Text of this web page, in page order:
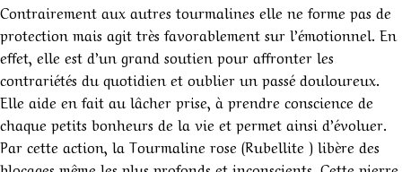
Contrairement aux autres tourmalines elle ne forme pas de
protection mais agit très favorablement sur l’émotionnel. En
effet, elle est d’un grand soutien pour affronter les
contrariétés du quotidien et oublier un passé douloureux.
Elle aide en fait au lâcher prise, à prendre conscience de
chaque petits bonheurs de la vie et permet ainsi d’évoluer.
Par cette action, la Tourmaline rose (Rubellite ) libère des